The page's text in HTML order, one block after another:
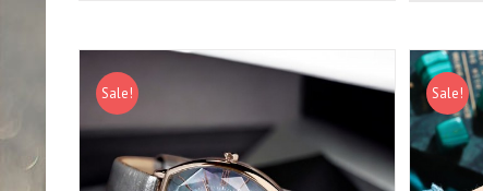
Sale! Sale!